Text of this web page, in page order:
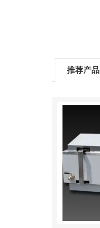
推荐产品